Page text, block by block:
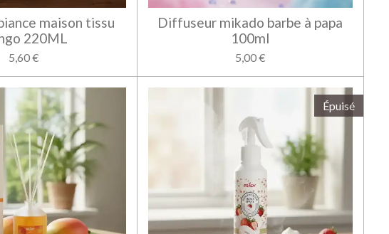
maison tissu
220ML
5,60 €
Diffuseur mikado barbe à papa
100ml
5,00 €
Épuisé